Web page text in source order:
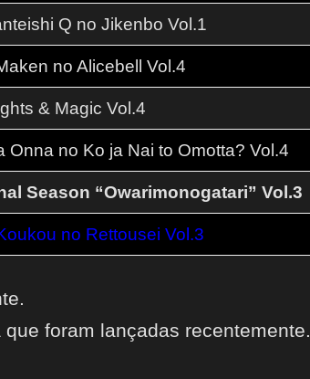
Q no Jikenbo Vol.1
no Alicebell Vol.4
& Magic Vol.4
Onna no Ko ja Nai to Omotta? Vol.4
Season “Owarimonogatari” Vol.3
no Rettousei Vol.3
foram lançadas recentemente.